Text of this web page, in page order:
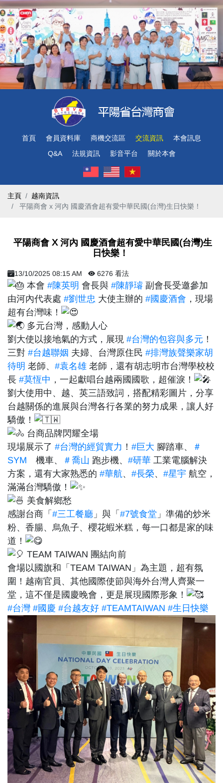
首頁 會員資料庫 商機交流區 交流資訊
本會訊息
Q&A
法規資訊 影音平台 關於本會
主頁
越南資訊
​ 平陽商會 x 河內 國慶酒會超有愛中華民國(台灣)生日快樂！ ​
​ 平陽商會 X 河內 國慶酒會超有愛中華民國(台灣)生
日快樂！ ​
13/10/2025 08:15 AM 6276 看法
本會 #陳英明 會長與 #陳靜璿 副會長受邀參加
由河內代表處 #劉世忠 大使主辦的 #國慶酒會 ，現場
超有台灣味！
多元台灣，感動人心
劉大使以接地氣的方式，展現 #台灣的包容與多元 ！
三對 #台越聯姻 夫婦、台灣原住民 #排灣族聲樂家胡
待明 老師、 #袁名雄 老師，還有胡志明市台灣學校校
長 #莫恆中 ，一起獻唱台越兩國國歌，超催淚！
劉大使用中、越、英三語致詞，搭配精彩圖片，分享
台越關係的進展與台灣各行各業的努力成果，讓人好
驕傲！
台商品牌閃耀全場
現場展示了 #台灣的經貿實力 ！ #巨大 腳踏車、
＃
SYM 機車、 ＃喬山 跑步機、 #研華 工業電腦解決
方案，還有大家熟悉的 #華航、 #長榮、 #星宇 航空，
滿滿台灣驕傲！
美食解鄉愁
感謝台商「 #三工餐廳 」與「 #7號食堂 」準備的炒米
粉、香腸、烏魚子、櫻花蝦米糕，每一口都是家的味
道！
TEAM TAIWAN 團結向前
會場以國旗和「TEAM TAIWAN」為主題，超有氛
圍！越南官員、其他國際使節與海外台灣人齊聚一
堂，這不僅是國慶晚會，更是展現國際形象！
#台灣 #國慶 #台越友好 #TEAMTAIWAN #生日快樂